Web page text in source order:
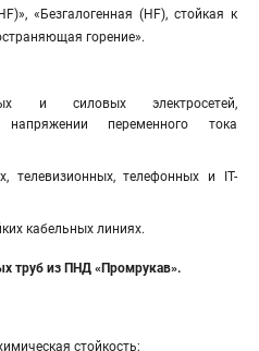
«Безгалогенная (HF), стойкая к
горение».
и силовых электросетей,
переменного тока
телевизионных, телефонных и IT-
кабельных линиях.
труб из ПНД «Промрукав».
стойкость;